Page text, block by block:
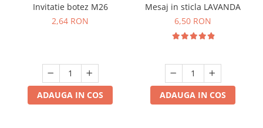
Invitatie botez M26
2,64 RON
ADAUGA IN COS
Mesaj in sticla LAVANDA
6,50 RON
ADAUGA IN COS